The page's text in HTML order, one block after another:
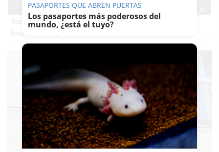
Top 2026: destinos clave
Inspírate y elige tu próximo destino para 2026
PASAPORTES QUE ABREN PUERTAS
Los pasaportes más poderosos del
mundo, ¿está el tuyo?